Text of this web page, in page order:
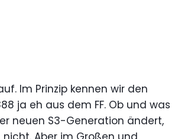
Im Prinzip kennen wir den
ja eh aus dem FF. Ob und was
neuen S3-Generation ändert,